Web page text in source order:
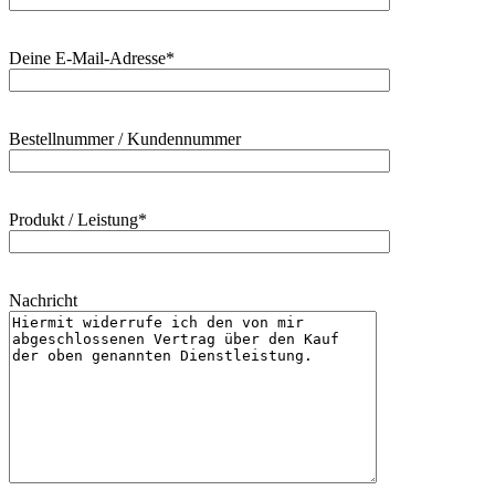
Deine E-Mail-Adresse*
Bestellnummer / Kundennummer
Produkt / Leistung*
Nachricht